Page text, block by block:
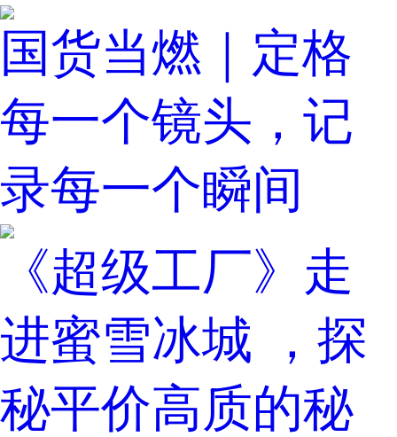
国货当燃｜定格
每一个镜头，记
录每一个瞬间
《超级工厂》走
进蜜雪冰城 ，探
秘平价高质的秘